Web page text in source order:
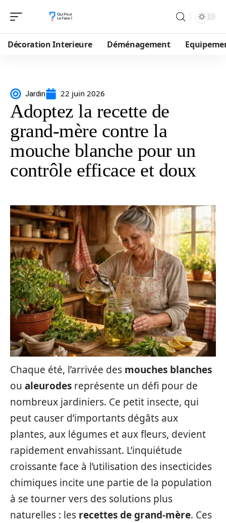
Décoration Interieure Déménagement
Jardin 22 juin 2026
Adoptez la recette de
grand-mère contre la
mouche blanche pour un
contrôle efficace et doux
Chaque été, l’arrivée des mouches blanches
ou aleurodes représente un défi pour de
nombreux jardiniers. Ce petit insecte, qui
peut causer d’importants dégâts aux
plantes, aux légumes et aux fleurs, devient
rapidement envahissant. L’inquiétude
croissante face à l’utilisation des insecticides
chimiques incite une partie de la population
à se tourner vers des solutions plus
naturelles : les recettes de grand-mère. Ces